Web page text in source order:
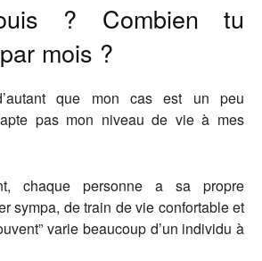
? Combien tu
mois ?
que mon cas est un peu
pas mon niveau de vie à mes
chaque personne a sa propre
sympa, de train de vie confortable et
varie beaucoup d’un individu à